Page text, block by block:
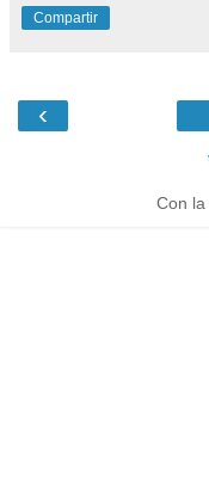
Compartir
‹
Con